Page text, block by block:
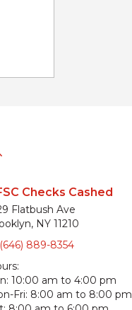
Checks Cashed
Flatbush Ave
NY 11210
(646) 889-8354
10:00 am to 4:00 pm
Fri: 8:00 am to 8:00 pm